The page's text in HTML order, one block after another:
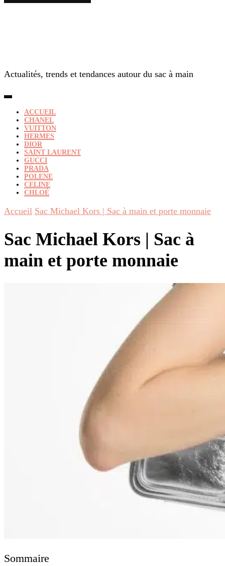
Actualités, trends et tendances autour du sac à main
ACCUEIL
CHANEL
VUITTON
HERMES
DIOR
SAINT LAURENT
GUCCI
PRADA
POLENE
CELINE
CHLOÉ
Accueil Sac Michael Kors | Sac à main et porte monnaie
Sac Michael Kors | Sac à
main et porte monnaie
Sommaire